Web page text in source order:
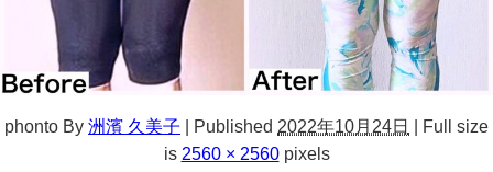
phonto By 洲濱 久美子 Published 2022年10月24日
Full size
is 2560 × 2560pixels